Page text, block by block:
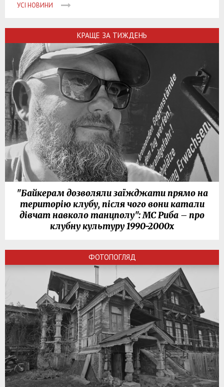
УСІ НОВИНИ
КРАЩЕ ЗА ТИЖДЕНЬ
"Байкерам дозволяли заїжджати прямо на
територію клубу, після чого вони катали
дівчат навколо танцполу": МС Риба – про
клубну культуру 1990-2000х
ФОТОПОГЛЯД